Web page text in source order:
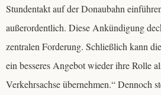
Stundentakt auf der Donaubahn
außerordentlich. Diese Ankündigung
zentralen Forderung. Schließlich kann
ein besseres Angebot wieder ihre Rolle
Verkehrsachse übernehmen.“ Dennoch